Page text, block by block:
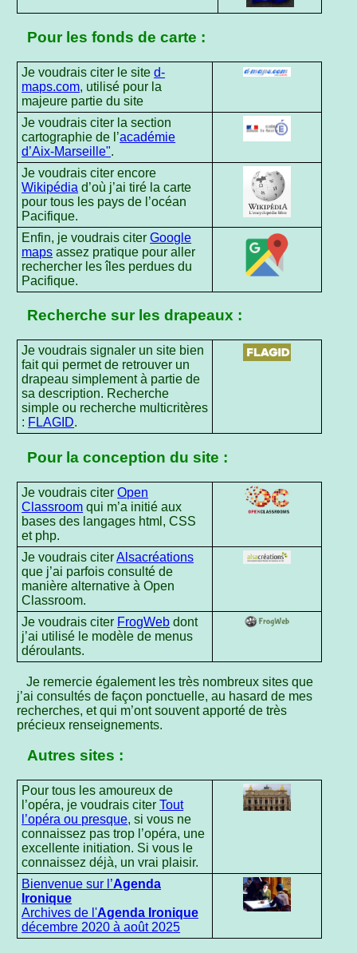
Pour les fonds de carte :
Je voudrais citer le sited-
maps.com, utilisé pour la
majeure partie du site
Je voudrais citer la section
cartographie de l’académie
d’Aix-Marseille".
Je voudrais citer encore
Wikipédia d’où j’ai tiré la carte
pour tous les pays de l’océan
Pacifique.
Enfin, je voudrais citerGoogle
maps assez pratique pour aller
rechercher les îles perdues du
Pacifique.
Recherche sur les drapeaux :
Je voudrais signaler un site bien
fait qui permet de retrouver un
drapeau simplement à partie de
sa description. Recherche
simple ou recherche multicritères
: FLAGID.
Pour la conception du site :
Je voudrais citerOpen
Classroom qui m’a initié aux
bases des langages html, CSS
et php.
Je voudrais citerAlsacréations
que j’ai parfois consulté de
manière alternative à Open
Classroom.
Je voudrais citer FrogWeb dont
j’ai utilisé le modèle de menus
déroulants.
Je remercie également les très nombreux sites que
j’ai consultés de façon ponctuelle, au hasard de mes
recherches, et qui m’ont souvent apporté de très
précieux renseignements.
Autres sites :
Pour tous les amoureux de
l’opéra, je voudrais citerTout
l’opéra ou presque, si vous ne
connaissez pas trop l’opéra, une
excellente initiation. Si vous le
connaissez déjà, un vrai plaisir.
Bienvenue sur l’Agenda
Ironique
Archives de l'Agenda Ironique
décembre 2020 à août 2025